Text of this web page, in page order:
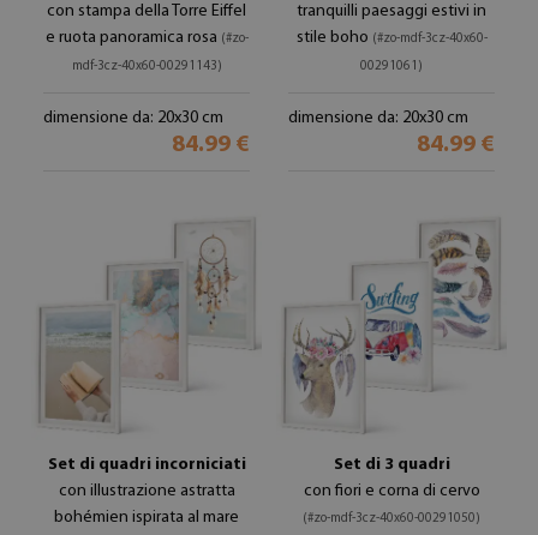
con stampa della Torre Eiffel
e ruota panoramica rosa (#zo-
mdf-3cz-40x60-00291143)
dimensione da: 20x30 cm
84.99 €
tranquilli paesaggi estivi in
stile boho (#zo-mdf-3cz-40x60-
00291061)
dimensione da: 20x30 cm
84.99 €
Set di quadri incorniciati
con illustrazione astratta
bohémien ispirata al mare
Set di 3 quadri
con fiori e corna di cervo
(#zo-mdf-3cz-40x60-00291050)